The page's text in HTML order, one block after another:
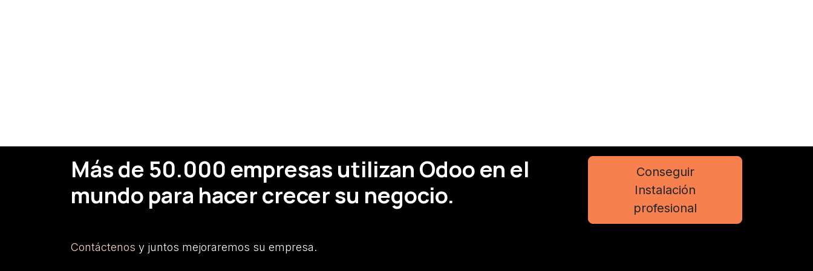
Más de 50.000 empresas utilizan Odoo en el
mundo para hacer crecer su negocio.
Contáctenos y juntos mejoraremos su empresa.
Conseguir
Instalación
profesional